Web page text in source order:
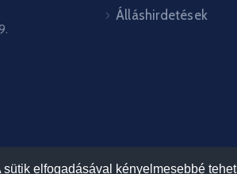
sütik elfogadásával kényelmesebbé
Álláshirdetések